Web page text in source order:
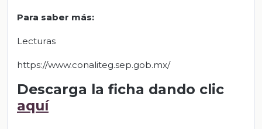
Para saber más:
Lecturas
https://www.conaliteg.sep.gob.mx/
Descarga la ficha dando clic
aquí